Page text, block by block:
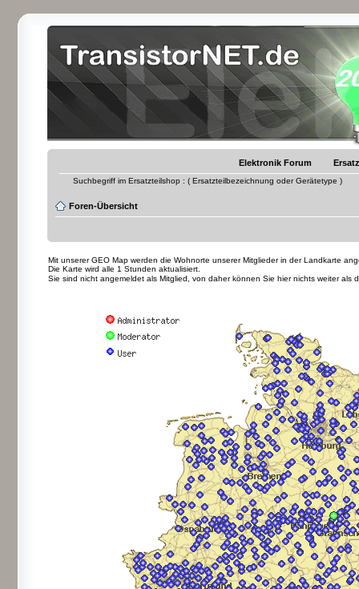
Elektronik Forum
Suchbegriff im Ersatzteilshop : ( Ersatzteilbezeichnung oder Gerätetype )
Foren-Übersicht
Mit unserer GEO Map werden die Wohnorte unserer Mitglieder in der Landkarte
Die Karte wird alle 1 Stunden aktualisiert.
Sie sind nicht angemeldet als Mitglied, von daher können Sie hier nichts weiter als